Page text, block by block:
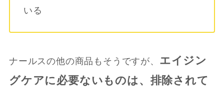
いる
ナールスの他の商品もそうですが、 エイジン
グケアに必要ないものは、排除されて